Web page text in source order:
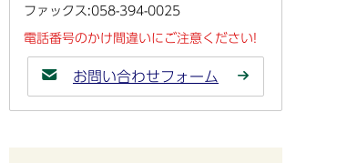
ファックス:058-394-0025
電話番号のかけ間違いにご注意ください!
お問い合わせフォーム